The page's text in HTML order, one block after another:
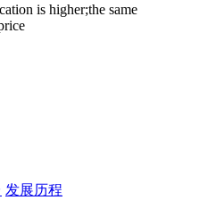
is higher;the same
发展历程